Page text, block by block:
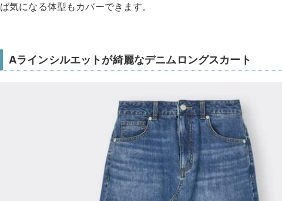
ば気になる体型もカバーできます。
Aラインシルエットが綺麗なデニムロングスカート